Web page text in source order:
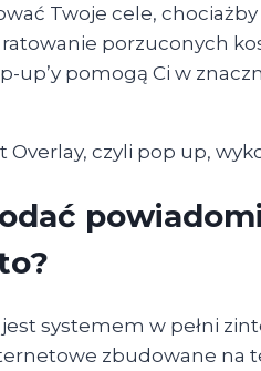
Twoje cele,
porzuconych
up’y pomogą Ci w
Overlay, czyli pop up,
systemem w pełni
zbudowane na